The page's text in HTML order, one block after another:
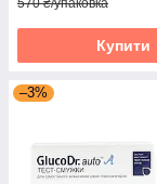
570 ₴/упаковка
Купити
–3%